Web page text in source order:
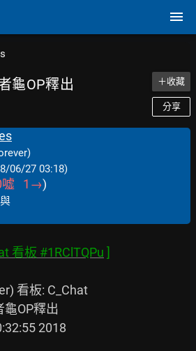
龜OP釋出 ＋收藏
分享
06/27 03:18)
噓 1 →)
看板 #1RClTQPu
看板: C_Chat
OP釋出
2018